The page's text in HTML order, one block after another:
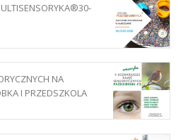
NA
I PRZEDSZKOLA